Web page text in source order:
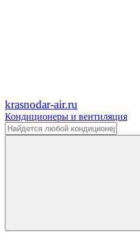
krasnodar-air.ru
Кондиционеры и вентиляция